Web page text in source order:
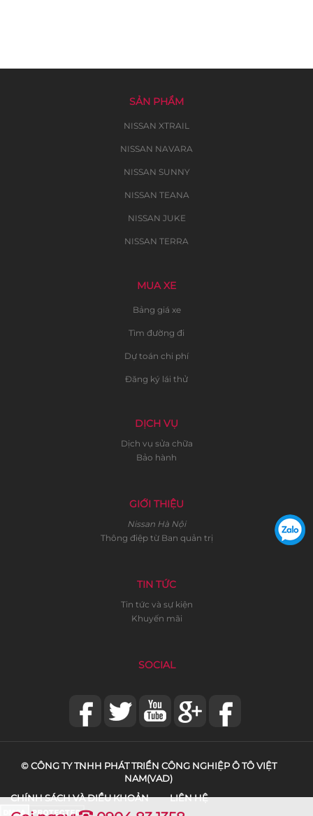
SẢN PHẨM
NISSAN XTRAIL
NISSAN NAVARA
NISSAN SUNNY
NISSAN TEANA
NISSAN JUKE
NISSAN TERRA
MUA XE
Bảng giá xe
Tìm đường đi
Dự toán chi phí
Đăng ký lái thử
DỊCH VỤ
Dịch vụ sửa chữa
Bảo hành
GIỚI THIỆU
Nissan Hà Nội
Thông điệp từ Ban quản trị
TIN TỨC
Tin tức và sự kiện
Khuyến mãi
SOCIAL
© CÔNG TY TNHH PHÁT TRIỂN CÔNG NGHIỆP Ô TÔ VIỆT
NAM(VAD)
CHÍNH SÁCH VÀ ĐIỀU KHOẢN
LIÊN HỆ